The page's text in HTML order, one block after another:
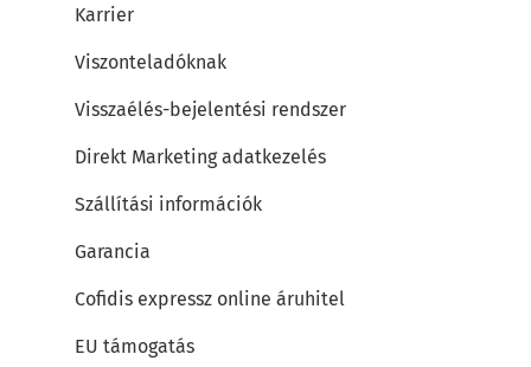
Karrier
Viszonteladóknak
Visszaélés-bejelentési rendszer
Direkt Marketing adatkezelés
Szállítási információk
Garancia
Cofidis expressz online áruhitel
EU támogatás